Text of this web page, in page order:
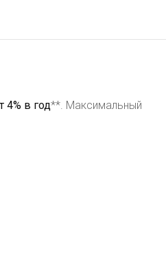
4% в год**. Максимальный